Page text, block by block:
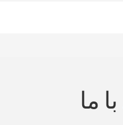
با ما